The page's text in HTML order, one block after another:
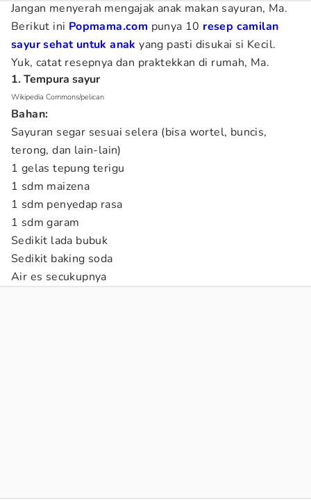
Jangan menyerah mengajak anak makan sayuran, Ma.
Berikut ini Popmama.com punya 10 resep camilan
sayur sehat untuk anak yang pasti disukai si Kecil.
Yuk, catat resepnya dan praktekkan di rumah, Ma.
1. Tempura sayur
Wikipedia Commons/pelican
Bahan:
Sayuran segar sesuai selera (bisa wortel, buncis,
terong, dan lain-lain)
1 gelas tepung terigu
1 sdm maizena
1 sdm penyedap rasa
1 sdm garam
Sedikit lada bubuk
Sedikit baking soda
Air es secukupnya